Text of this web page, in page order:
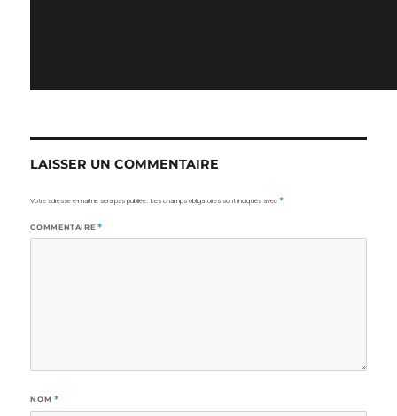
LAISSER UN COMMENTAIRE
Votre adresse e-mail ne sera pas publiée. Les champs obligatoires sont indiqués avec*
COMMENTAIRE *
NOM *